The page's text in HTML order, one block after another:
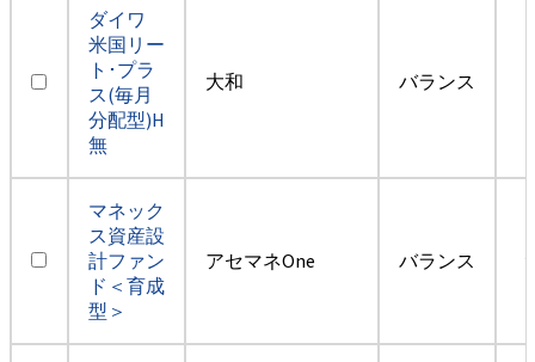
ダイワ
米国リー
ト･プラ
ス(毎月
分配型)H
無
大和 バランス
マネック
ス資産設
計ファン
ド＜育成
型＞
アセマネOne バランス